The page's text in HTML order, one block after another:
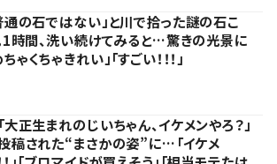
通の石ではない」と川で拾った謎の石こ
1時間、洗い続けてみると…驚きの光景に
ちゃくちゃきれい」「すごい！！！」
大正生まれのじいちゃん、イケメンやろ？」
稿された“まさかの姿”に…「イケメ